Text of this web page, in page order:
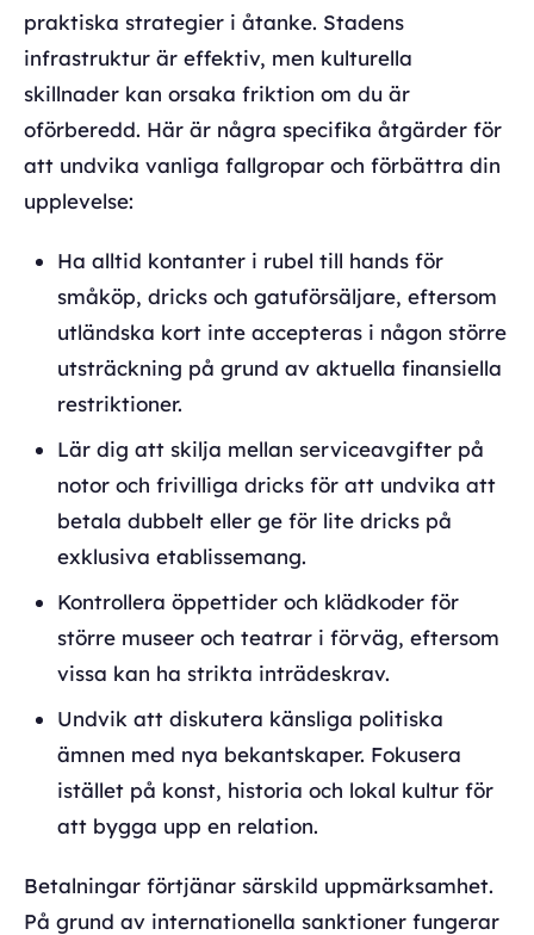
praktiska strategier i åtanke. Stadens
infrastruktur är effektiv, men kulturella
skillnader kan orsaka friktion om du är
oförberedd. Här är några specifika åtgärder för
att undvika vanliga fallgropar och förbättra din
upplevelse:
Ha alltid kontanter i rubel till hands för
småköp, dricks och gatuförsäljare, eftersom
utländska kort inte accepteras i någon större
utsträckning på grund av aktuella finansiella
restriktioner.
Lär dig att skilja mellan serviceavgifter på
notor och frivilliga dricks för att undvika att
betala dubbelt eller ge för lite dricks på
exklusiva etablissemang.
Kontrollera öppettider och klädkoder för
större museer och teatrar i förväg, eftersom
vissa kan ha strikta inträdeskrav.
Undvik att diskutera känsliga politiska
ämnen med nya bekantskaper. Fokusera
istället på konst, historia och lokal kultur för
att bygga upp en relation.
Betalningar förtjänar särskild uppmärksamhet.
På grund av internationella sanktioner fungerar